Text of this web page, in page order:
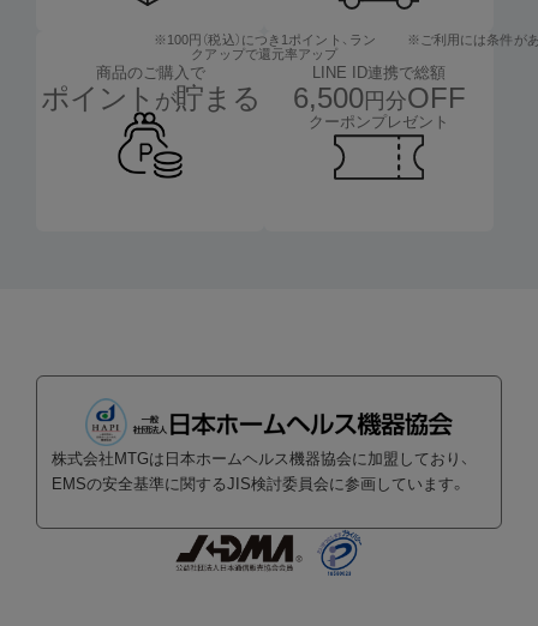
商品のご購入で
ポイント が貯まる
※100円（税込）につき1ポイント、 ラン
クアップで還元率アップ
LINE ID連携で総額
6,500円分OFF
クーポンプレゼント
※ご利用には条件が
株式会社MTGは日本ホームヘルス機器協会に加盟しており、
EMSの安全基準に関するJIS検討委員会に参画しています。